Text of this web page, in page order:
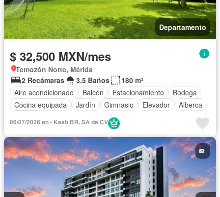
Departamento
$ 32,500 MXN/mes
Temozón Norte, Mérida
2 Recámaras
3.5 Baños
180 m²
Aire acondicionado
Balcón Estacionamiento
Bodega
Cocina equipada
Jardín Gimnasio Elevador
Alberca
06/07/2026 en - Kaab BR, SA de CV